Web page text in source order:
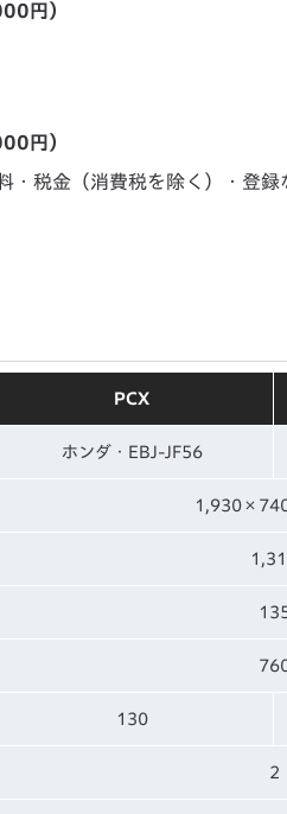
円）
円）
・税金（消費税を除く）・登
PCX
ホンダ・EBJ-JF56
130
2